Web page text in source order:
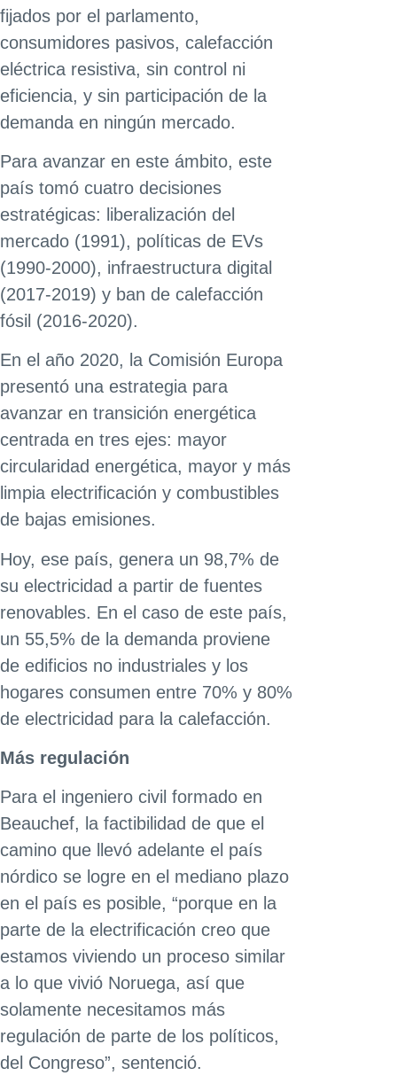
fijados por el parlamento,
consumidores pasivos, calefacción
eléctrica resistiva, sin control ni
eficiencia, y sin participación de la
demanda en ningún mercado.
Para avanzar en este ámbito, este
país tomó cuatro decisiones
estratégicas: liberalización del
mercado (1991), políticas de EVs
(1990-2000), infraestructura digital
(2017-2019) y ban de calefacción
fósil (2016-2020).
En el año 2020, la Comisión Europa
presentó una estrategia para
avanzar en transición energética
centrada en tres ejes: mayor
circularidad energética, mayor y más
limpia electrificación y combustibles
de bajas emisiones.
Hoy, ese país, genera un 98,7% de
su electricidad a partir de fuentes
renovables. En el caso de este país,
un 55,5% de la demanda proviene
de edificios no industriales y los
hogares consumen entre 70% y 80%
de electricidad para la calefacción.
Más regulación
Para el ingeniero civil formado en
Beauchef, la factibilidad de que el
camino que llevó adelante el país
nórdico se logre en el mediano plazo
en el país es posible, “porque en la
parte de la electrificación creo que
estamos viviendo un proceso similar
a lo que vivió Noruega, así que
solamente necesitamos más
regulación de parte de los políticos,
del Congreso”, sentenció.